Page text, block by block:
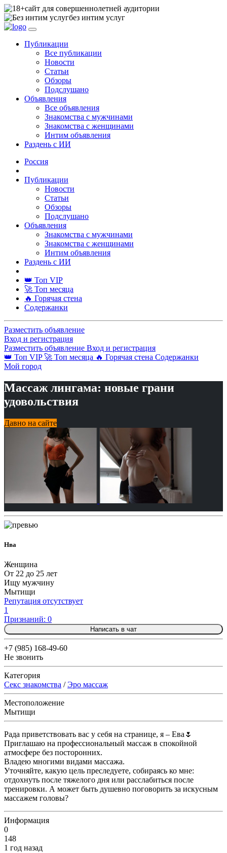
сайт для совершеннолетней аудитории
без интим услуг
Публикации
Все публикации
Новости
Статьи
Обзоры
Подслушано
Объявления
Все объявления
Знакомства с мужчинами
Знакомства с женщинами
Интим объявления
Раздень с ИИ
Россия
Публикации
Новости
Статьи
Обзоры
Подслушано
Объявления
Знакомства с мужчинами
Знакомства с женщинами
Интим объявления
Раздень с ИИ
👑 Топ VIP
🚀 Топ месяца
🔥 Горячая стена
Содержанки
Разместить объявление
Вход и регистрация
Разместить объявление Вход и регистрация
👑 Топ VIP 🚀 Топ месяца 🔥 Горячая стена Содержанки
Мой город
Массаж лингама: новые грани
удовольствия
Давно на сайте
Нва
Женщина
От 22 до 25 лет
Ищу мужчину
Мытищи
Репутация отсутствует
1
Признаний: 0
Написать в чат
+7 (985) 168-49-60
Не звонить
Категория
Секс знакомства /Эро массаж
Местоположение
Мытищи
Рада приветствовать вас у себя на странице, я – Ева🌷
Приглашаю на профессиональный массаж в спокойной
атмосфере без посторонних.
Владею многими видами массажа.
Уточняйте, какую цель преследуете, собираясь ко мне:
отдохнуть после тяжелого дня или расслабиться после
тренировки. А может быть душевно поговорить за искусным
массажем головы?
Информация
0
148
1 год назад